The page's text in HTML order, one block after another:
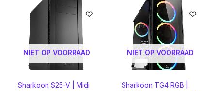
NIET OP VOORRAAD
Sharkoon S25-V | Midi
NIET OP VOORRAAD
Sharkoon TG4 RGB |